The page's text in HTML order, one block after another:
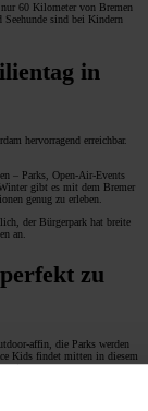
60 Kilometer von Bremen
Seehunde sind bei Kindern
in
hervorragend erreichbar.
– Parks, Open-Air-Events
gibt es mit dem Bremer
genug zu erleben.
der Bürgerpark hat breite
an.
zu
affin, die Parks werden
Kids findet mitten in diesem
an.